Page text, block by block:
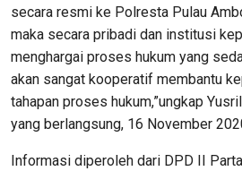
secara resmi ke Polresta Pulau
maka secara pribadi dan institusi
menghargai proses hukum yang
akan sangat kooperatif membantu
tahapan proses hukum,”ungkap
yang berlangsung, 16 November
Informasi diperoleh dari DPD II